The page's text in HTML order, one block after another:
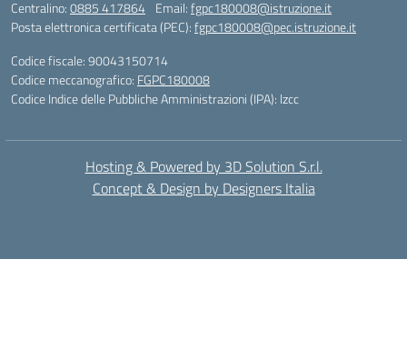
Centralino:0885 417864 Email:fgpc180008@istruzione.it
Posta elettronica certificata (PEC):fgpc180008@pec.istruzione.it
Codice fiscale: 90043150714
Codice meccanografico: FGPC180008
Codice Indice delle Pubbliche Amministrazioni (IPA): lzcc
Hosting & Powered by 3D Solution S.r.l.
Concept & Design by Designers Italia